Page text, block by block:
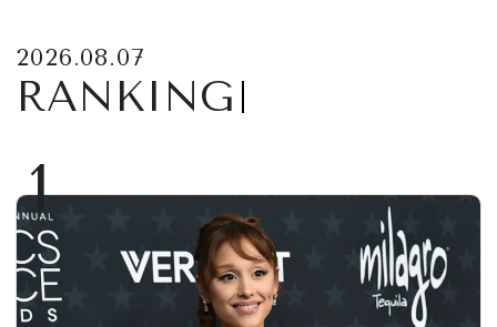
2026.08.07
RANKING
1